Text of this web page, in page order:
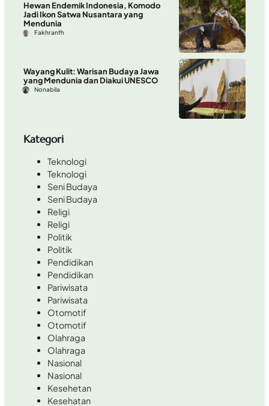
Hewan Endemik Indonesia, Komodo
Jadi Ikon Satwa Nusantara yang
Mendunia
Fakhranfh
Wayang Kulit: Warisan Budaya Jawa
yang Mendunia dan Diakui UNESCO
Nonabila
Kategori
Teknologi
Teknologi
Seni Budaya
Seni Budaya
Religi
Religi
Politik
Politik
Pendidikan
Pendidikan
Pariwisata
Pariwisata
Otomotif
Otomotif
Olahraga
Olahraga
Nasional
Nasional
Kesehetan
Kesehatan